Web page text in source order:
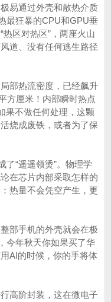
易通过外壳和散热介质
最狂暴的CPU和GPU垂
区对热区”，两座火山
道、没有任何逃生路径
部热流密度，已经飙升
方厘米！内部瞬时热点
果不做任何处理，这颗
烧成废铁，或者为了保
了“遥遥领烫”。物理学
在芯片内部采取怎样的
热量不会凭空产生，更
部手机的外壳就会在极
今年秋天你如果买了华
AI的时候，你的手将体
高阶封装，这在微电子